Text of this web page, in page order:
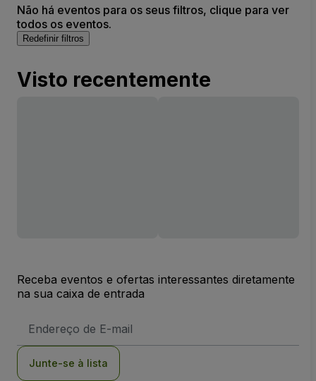
Não há eventos para os seus filtros, clique para ver
todos os eventos.
Redefinir filtros
Visto recentemente
Receba eventos e ofertas interessantes diretamente
na sua caixa de entrada
de
Junte-se à lista